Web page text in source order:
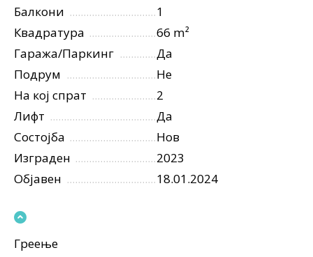
Балкони
1
Квадратура
66 m²
Гаража/Паркинг
Да
Подрум
Не
На кој спрат
2
Лифт
Да
Состојба
Нов
Изграден
2023
Објавен
18.01.2024
Греење